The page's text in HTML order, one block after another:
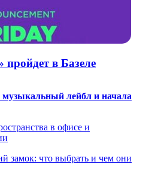
пройдет в Базеле
лейбл и начала
в офисе и
замок: что выбрать и чем они